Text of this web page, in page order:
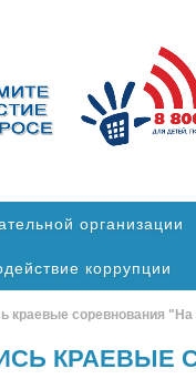
организации
коррупции
краевые соревнования
КРАЕВЫЕ